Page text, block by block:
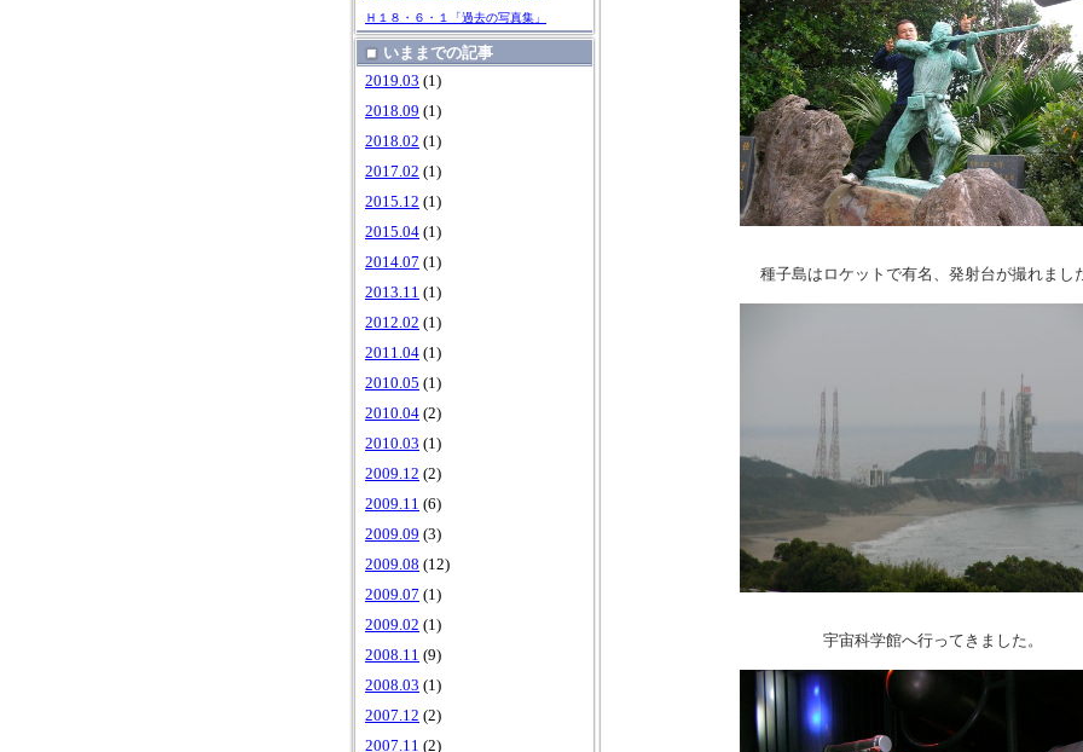
Ｈ１８・６・１「過去の写真集」
いままでの記事
2019.03 (1)
2018.09 (1)
2018.02 (1)
2017.02 (1)
2015.12 (1)
2015.04 (1)
2014.07 (1)
2013.11 (1)
2012.02 (1)
2011.04 (1)
2010.05 (1)
2010.04 (2)
2010.03 (1)
2009.12 (2)
2009.11 (6)
2009.09 (3)
2009.08 (12)
2009.07 (1)
2009.02 (1)
2008.11 (9)
2008.03 (1)
2007.12 (2)
2007.11 (2)
種子島はロケットで有名、発射台が撮れまし
宇宙科学館へ行ってきました。